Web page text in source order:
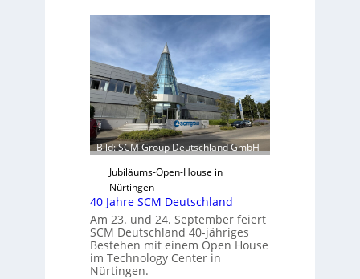
f
s
j
a
h
r
r
r
e
t
e
r
f
ü
r
D
c
+
H
o
Bild: SCM Group Deutschland GmbH
Jubiläums-Open-House in
Nürtingen
40 Jahre SCM Deutschland
Am 23. und 24. September feiert
SCM Deutschland 40-jähriges
Bestehen mit einem Open House
im Technology Center in
Nürtingen.